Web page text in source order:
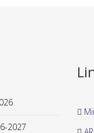
2027